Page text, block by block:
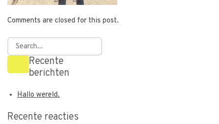
Comments are closed for this post.
Recente
berichten
Hallo wereld.
Recente reacties